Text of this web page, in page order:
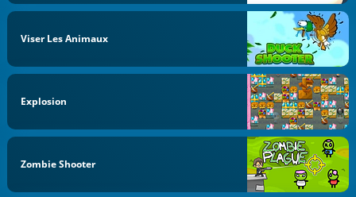
Viser Les Animaux
Explosion
Zombie Shooter